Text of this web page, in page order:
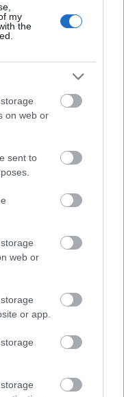
my
the
on web or
sent to
web or
or app.
AKIVÉ
– A GONOSZ